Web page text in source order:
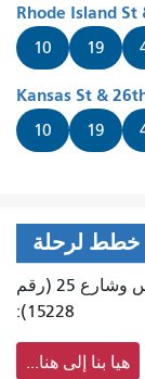
Rhode Island
10 19
Kansas St &
10 19
خطط لرحلة
احصل على الاتجاهات إلى شارع كانساس وشارع 25 (رقم
15228):
هيا بنا إلى هنا...